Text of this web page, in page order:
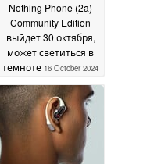
Nothing Phone (2a)
Community Edition
выйдет 30 октября,
может светиться в
темноте 16 October 2024